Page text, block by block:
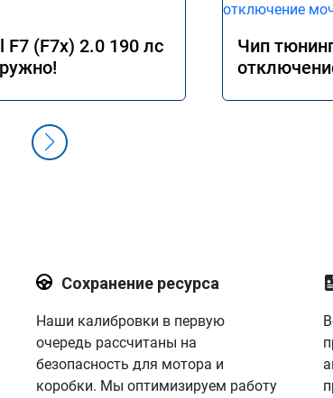
(F7x) 2.0 190 лс
Чип
Сохранение ресурса
Наши калибровки в первую
очередь рассчитаны на
безопасность для мотора и
коробки. Мы оптимизируем работу